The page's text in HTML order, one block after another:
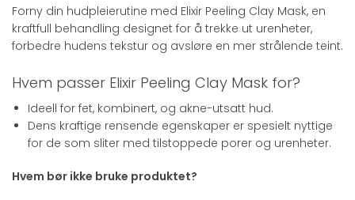
Forny din hudpleierutine med Elixir Peeling Clay Mask, en
kraftfull behandling designet for å trekke ut urenheter,
forbedre hudens tekstur og avsløre en mer strålende teint.
Hvem passer Elixir Peeling Clay Mask for?
Ideell for fet, kombinert, og akne-utsatt hud.
Dens kraftige rensende egenskaper er spesielt nyttige
for de som sliter med tilstoppede porer og urenheter.
Hvem bør ikke bruke produktet?